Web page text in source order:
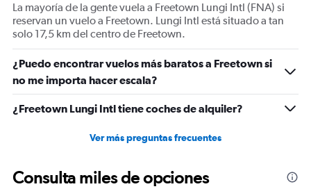
axis
displaying
values.
Range:
24
to
La mayoría de la gente vuela a Freetown Lungi Intl (FNA) si
reservan un vuelo a Freetown. Lungi Intl está situado a tan
solo 17,5 km del centro de Freetown.
¿Puedo encontrar vuelos más baratos a Freetown si
no me importa hacer escala?
¿Freetown Lungi Intl tiene coches de alquiler?
Ver más preguntas frecuentes
Consulta miles de opciones